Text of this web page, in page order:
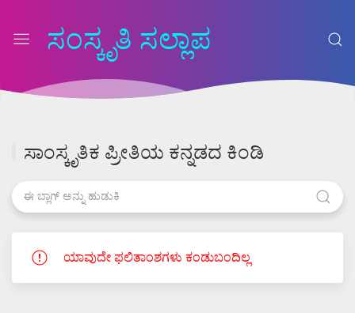
ಸಂಸ್ಕೃತಿ ಸಲ್ಲಾಪ
ಸಾಂಸ್ಕೃತಿಕ ಪ್ರೀತಿಯ ಕನ್ನಡದ ಕಿಂಡಿ
ಯಾವುದೇ ಫಲಿತಾಂಶಗಳು ಕಂಡುಬಂದಿಲ್ಲ